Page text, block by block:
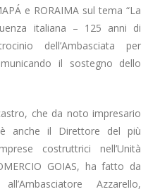
e RORAIMA sul tema “La
italiana – 125 anni di
dell’Ambasciata per
il sostegno dello
che da noto impresario
anche il Direttore del più
costruttrici nell’Unità
GOIAS, ha fatto da
Azzarello,